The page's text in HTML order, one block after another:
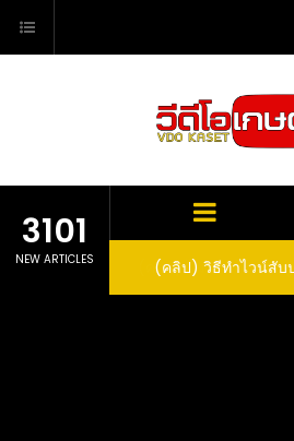
content
3101
NEW ARTICLES
ปในถัง จะได้ผล
expect that
(คลิป) วิธีทำไวน์สับ